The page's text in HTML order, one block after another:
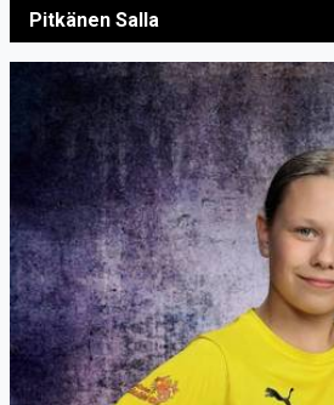
Pitkänen Salla